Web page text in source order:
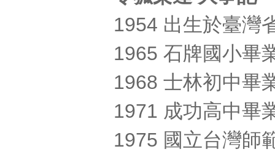
1954 出生於臺灣
1965 石牌國小畢
1968 士林初中畢
1971 成功高中畢
1975 國立台灣師